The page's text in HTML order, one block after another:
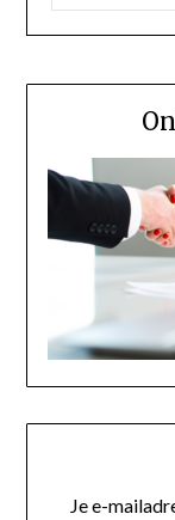
Je e-